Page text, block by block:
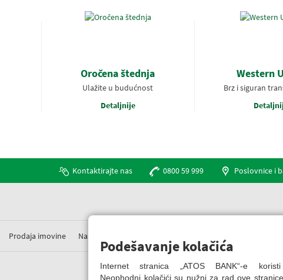
Oročena štednja
Ulažite u budućnost
Detaljnije
Western
Brz i siguran
Kontaktirajte nas 0800 59 999 Poslovnice i
Prodaja imovine Nabavke
Podešavanje kolačića
Internet stranica „ATOS BANK“-e koristi
Neophodni kolačići su nužni za rad ove